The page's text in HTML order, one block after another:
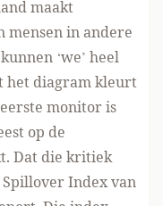
maakt
mensen in andere
‘we’ heel
het diagram kleurt
monitor is
op de
Dat die kritiek
Spillover Indexvan